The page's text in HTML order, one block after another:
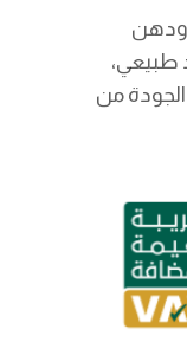
ودهن
طبيعي،
من